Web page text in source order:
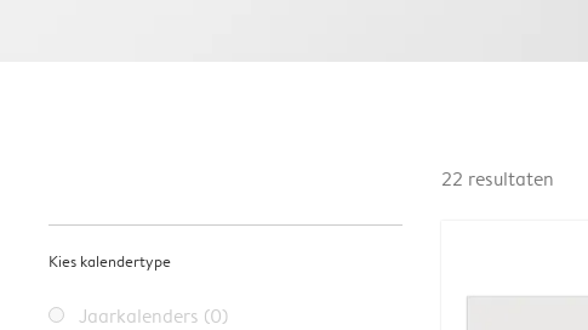
Kies kalendertype
Jaarkalenders (0)
22 resultaten